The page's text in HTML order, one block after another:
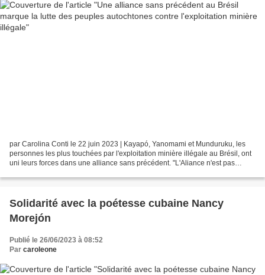
par Carolina Conti le 22 juin 2023 | Kayapó, Yanomami et Munduruku, les
personnes les plus touchées par l'exploitation minière illégale au Brésil, ont
uni leurs forces dans une alliance sans précédent. "L'Aliance n'est pas
Solidarité avec la poétesse cubaine Nancy
Morejón
Publié le 26/06/2023 à 08:52
Par caroleone